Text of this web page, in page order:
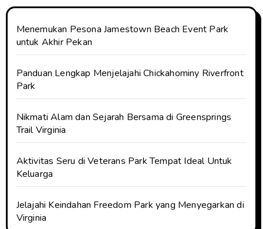
Menemukan Pesona Jamestown Beach Event Park
untuk Akhir Pekan
Panduan Lengkap Menjelajahi Chickahominy Riverfront
Park
Nikmati Alam dan Sejarah Bersama di Greensprings
Trail Virginia
Aktivitas Seru di Veterans Park Tempat Ideal Untuk
Keluarga
Jelajahi Keindahan Freedom Park yang Menyegarkan di
Virginia